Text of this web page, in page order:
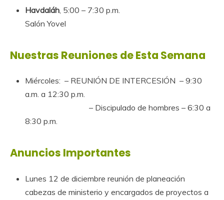
Havdaláh , 5:00 – 7:30 p.m.
Salón Yovel
Nuestras Reuniones de Esta Semana
Miércoles: – REUNIÓN DE INTERCESIÓN – 9:30
a.m. a 12:30 p.m.
– Discipulado de hombres – 6:30 a
8:30 p.m.
Anuncios Importantes
Lunes 12 de diciembre reunión de planeación
cabezas de ministerio y encargados de proyectos a